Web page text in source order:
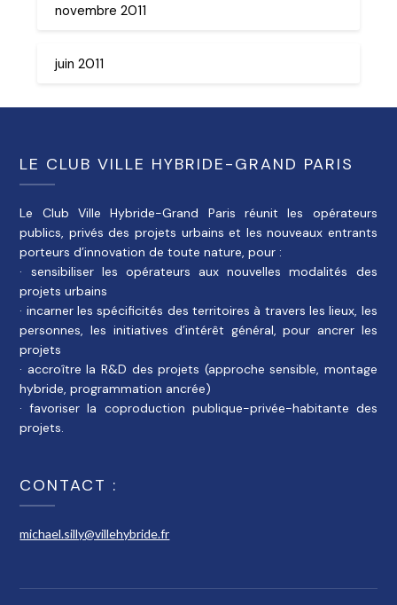
novembre 2011
juin 2011
LE CLUB VILLE HYBRIDE-GRAND PARIS
Le Club Ville Hybride-Grand Paris réunit les opérateurs
publics, privés des projets urbains et les nouveaux entrants
porteurs d’innovation de toute nature, pour :
· sensibiliser les opérateurs aux nouvelles modalités des
projets urbains
· incarner les spécificités des territoires à travers les lieux, les
personnes, les initiatives d’intérêt général, pour ancrer les
projets
· accroître la R&D des projets (approche sensible, montage
hybride, programmation ancrée)
· favoriser la coproduction publique-privée-habitante des
projets.
CONTACT :
michael.silly@villehybride.fr